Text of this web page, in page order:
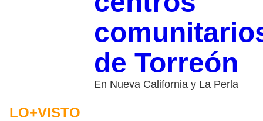
de Torreón
En Nueva California y La Perla
LO+VISTO